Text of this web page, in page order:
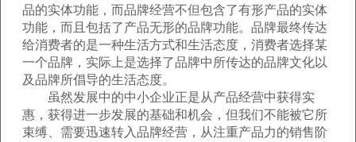
品的实体功能，而品牌经营不但包含了有形产品的实体
功能，而且包括了产品无形的品牌功能。品牌最终传达
给消费者的是一种生活方式和生活态度，消费者选择某
一个品牌，实际上是选择了品牌中所传达的品牌文化以
及品牌所倡导的生活态度。
虽然发展中的中小企业正是从产品经营中获得实
惠，获得进一步发展的基础和机会，但我们不能被它所
束缚、需要迅速转入品牌经营，从注重产品力的销售阶